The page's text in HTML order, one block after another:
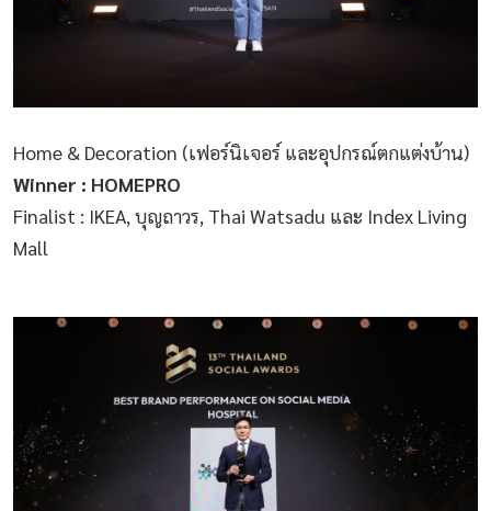
Home & Decoration (เฟอร์นิเจอร์ และอุปกรณ์ตกแต่งบ้าน)
Winner : HOMEPRO
Finalist : IKEA, บุญถาวร, Thai Watsadu และ Index Living
Mall